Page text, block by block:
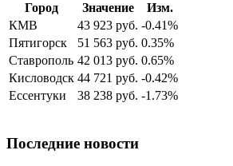
Город Значение
Изм.
КМВ
43 923 руб. -0.41%
Пятигорск
51 563 руб. 0.35%
Ставрополь 42 013 руб. 0.65%
Кисловодск 44 721 руб. -0.42%
Ессентуки
38 238 руб. -1.73%
Последние новости